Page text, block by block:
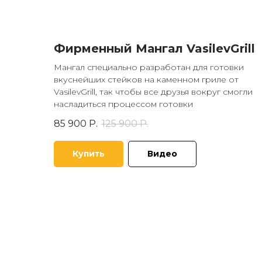
Фирменный Мангал VasilevGrill
Мангал специально разработан для готовки
вкуснейших стейков на каменном гриле от
VasilevGrill, так чтобы все друзья вокруг смогли
насладиться процессом готовки
85 900 Р. 125 900 Р.
Купить Видео